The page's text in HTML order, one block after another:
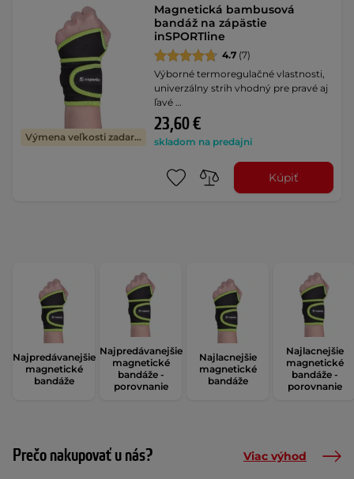
Výmena veľkosti zadarmo
Magnetická bambusová
bandáž na zápästie
inSPORTline
4.7 (7)
Výborné termoregulačné vlastnosti,
univerzálny strih vhodný pre pravé aj
ľavé …
23,60 €
skladom na predajni
Kúpiť
Najpredávanejšie
magnetické
bandáže
Najpredávanejšie
magnetické
bandáže -
porovnanie
Najlacnejšie
magnetické
bandáže
Najlacnejšie
magnetické
bandáže -
porovnanie
Prečo nakupovať u nás? Viac výhod